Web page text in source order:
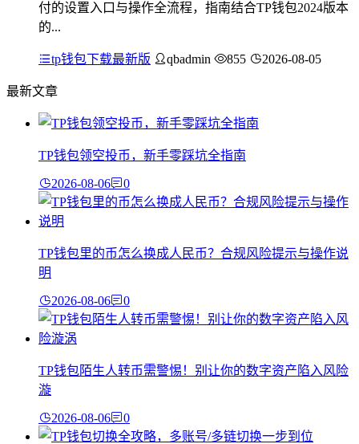
付的设置入口与操作全流程，指南结合TP钱包2024版本
的...
tp钱包下载最新版 qbadmin 855 2026-08-05
最新文章
TP钱包领空投币，新手零踩坑全指南
2026-08-06 0
TP钱包里的币怎么换成人民币？合规风险提示与操作说
明
2026-08-06 0
TP钱包陌生人转币需警惕！别让你的数字资产陷入风险
漩
2026-08-06 0